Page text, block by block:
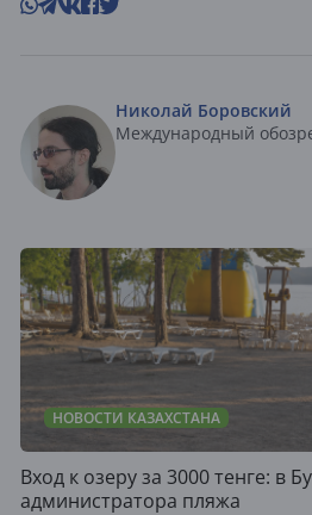
Николай Боровский
Международный
НОВОСТИ КАЗАХСТАНА
Вход к озеру за 3000 тенге: в
администратора пляжа